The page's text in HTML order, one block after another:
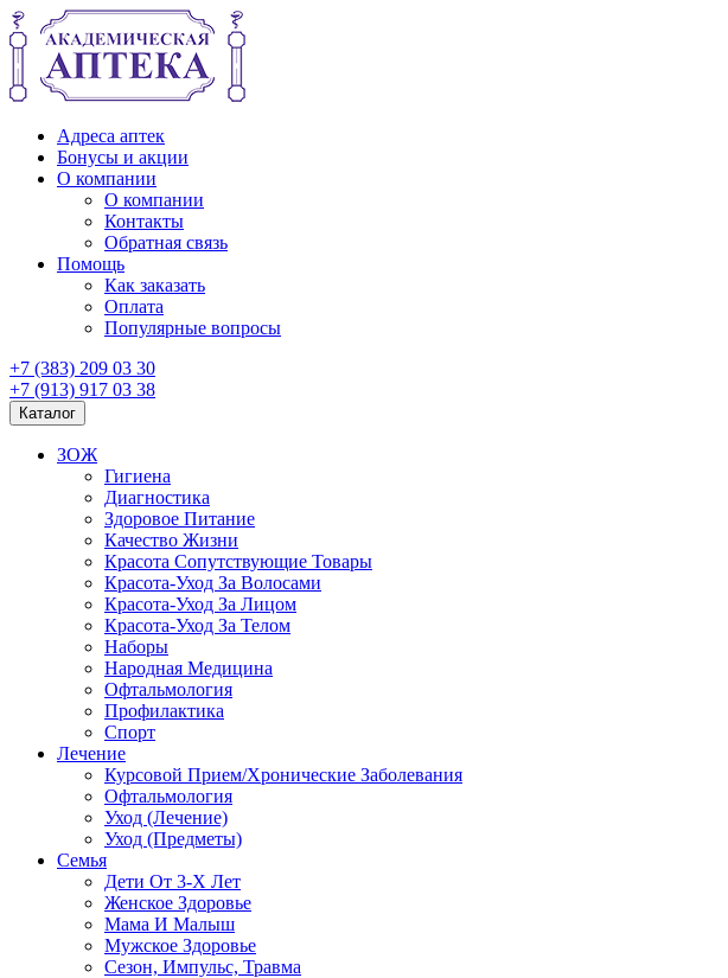
Адреса аптек
Бонусы и акции
О компании
О компании
Контакты
Обратная связь
Помощь
Как заказать
Оплата
Популярные вопросы
+7 (383) 209 03 30
+7 (913) 917 03 38
Каталог
ЗОЖ
Гигиена
Диагностика
Здоровое Питание
Качество Жизни
Красота Сопутствующие Товары
Красота-Уход За Волосами
Красота-Уход За Лицом
Красота-Уход За Телом
Наборы
Народная Медицина
Офтальмология
Профилактика
Спорт
Лечение
Курсовой Прием/Хронические Заболевания
Офтальмология
Уход (Лечение)
Уход (Предметы)
Семья
Дети От 3-Х Лет
Женское Здоровье
Мама И Малыш
Мужское Здоровье
Сезон, Импульс, Травма